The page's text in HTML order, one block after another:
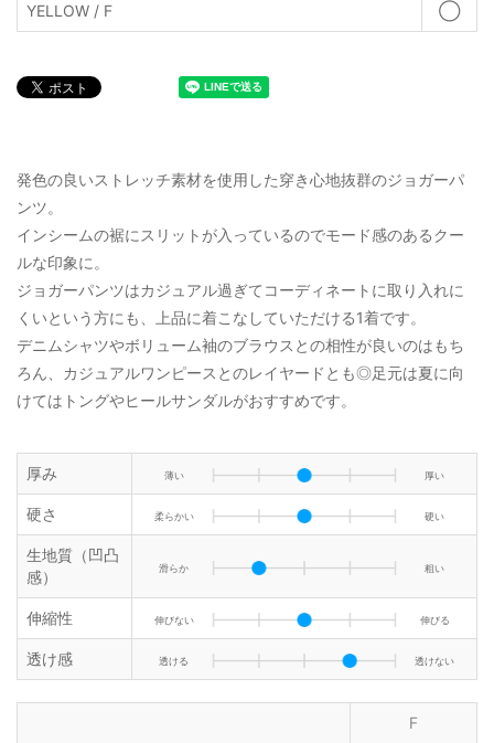
YELLOW / F ◯
発色の良いストレッチ素材を使用した穿き心地抜群のジョガーパ
ンツ。
インシームの裾にスリットが入っているのでモード感のあるクー
ルな印象に。
ジョガーパンツはカジュアル過ぎてコーディネートに取り入れに
くいという方にも、上品に着こなしていただける1着です。
デニムシャツやボリューム袖のブラウスとの相性が良いのはもち
ろん、カジュアルワンピースとのレイヤードとも◎足元は夏に向
けてはトングやヒールサンダルがおすすめです。
厚み 薄い 厚い
硬さ 柔らかい 硬い
生地質（凹凸
感）
滑らか 粗い
伸縮性 伸びない 伸びる
透け感 透ける 透けない
F